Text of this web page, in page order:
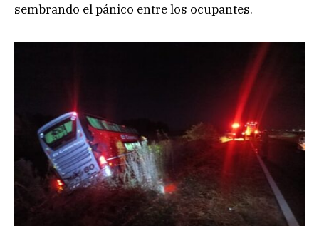
sembrando el pánico entre los ocupantes.